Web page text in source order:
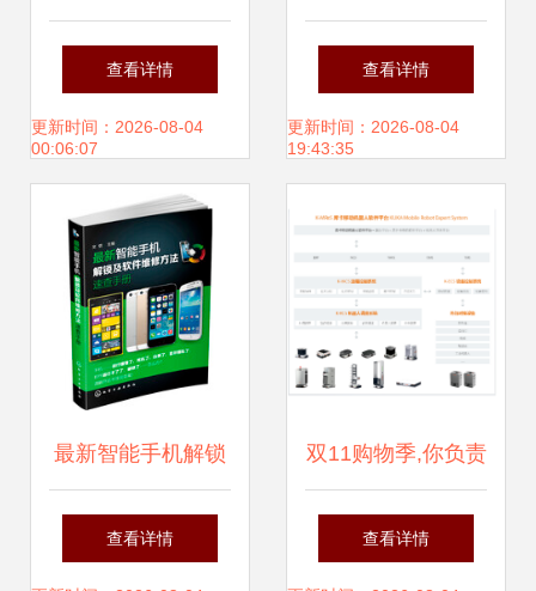
由 AI智能软件的进
化告诉你，是时候
升级了
查看详情
更新时间：2026-08-04
00:06:07
解读应用程序软件
图标的设计秘密
查看详情
更新时间：2026-08-04
19:43:35
最新智能手机解锁
与软件维修速查手
查看详情
双11购物季,你负责
买买买,其他的就交
查看详情